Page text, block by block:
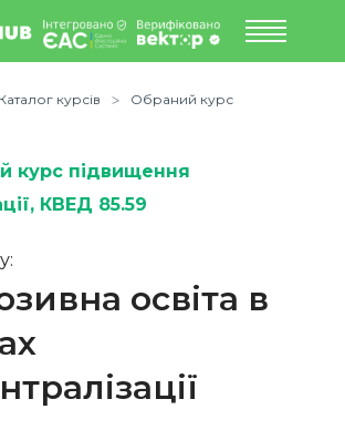
Каталог курсів Обраний курс
курс підвищення
, КВЕД 85.59
освіта в